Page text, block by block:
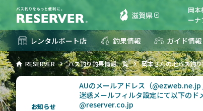
滋賀県
岡
ーナ
レンタルボート店 釣果情報 ガイド情報
RESERVER バス釣り釣果情報一覧 岡本さんの地バス釣
お知らせ
AUのメールアドレス（@ezweb.ne.jp
迷惑メールフィルタ設定にて以下のド
@reserver.co.jp